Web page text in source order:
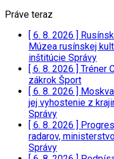
Práve teraz
[ 6. 8. 2026 ]
Múzea rusínskej
inštitúcie Správy
[ 6. 8. 2026 ] Tréner
zákrok Šport
[ 6. 8. 2026 ]
jej vyhostenie z
Správy
[ 6. 8. 2026 ]
radarov,
Správy